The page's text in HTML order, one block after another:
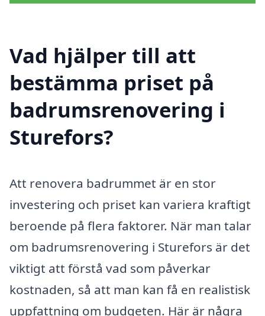
Vad hjälper till att
bestämma priset på
badrumsrenovering i
Sturefors?
Att renovera badrummet är en stor
investering och priset kan variera kraftigt
beroende på flera faktorer. När man talar
om badrumsrenovering i Sturefors är det
viktigt att förstå vad som påverkar
kostnaden, så att man kan få en realistisk
uppfattning om budgeten. Här är några